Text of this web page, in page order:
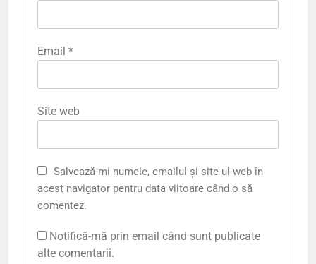
Email *
Site web
Salvează-mi numele, emailul și site-ul web în
acest navigator pentru data viitoare când o să
comentez.
Notifică-mă prin email când sunt publicate
alte comentarii.